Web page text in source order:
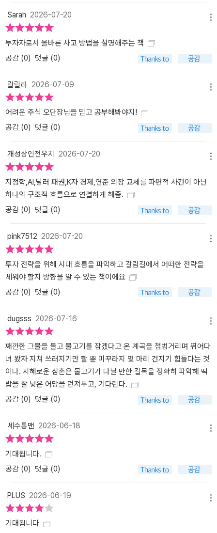
Sarah 2026-07-20
투자자로서 올바른 사고 방법을 설명해주는 책
공감 (0) 댓글 (0)
랄랄라 2026-07-09
어려운 주식 오단장님을 믿고 공부해봐야지!
공감 (0) 댓글 (0)
개성상인전우치 2026-07-20
지정학,AI,달러 패권,K자 경제,연준 의장 교체를 파편적 사건이 아닌
하나의 구조적 흐름으로 연결하게 해줌.
공감 (0) 댓글 (0)
pink7512 2026-07-20
투자 전략을 위해 시대 흐름을 파악하고 갈림길에서 어떠한 전략을
세워야 할지 방향을 알 수 있는 책이에요
공감 (0) 댓글 (0)
dugsss 2026-07-16
째깐한 그물을 들고 물고기를 잡겠다고 온 계곡을 첨벙거리며 뛰어다
녀 봤자 지쳐 쓰러지기만 할 뿐 미꾸라지 몇 마리 건지기 힘들다는 것
이다. 지혜로운 삼촌은 물고기가 다닐 만한 길목을 정확히 파악해 떡
밥을 잘 넣은 어망을 던져두고, 기다린다.
공감 (0) 댓글 (0)
세수통맨 2026-06-18
기대됩니다.
공감 (0) 댓글 (0)
PLUS 2026-06-19
기대됩니다